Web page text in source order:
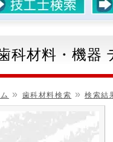
科材料・機器
» 歯科材料検索 »検索結